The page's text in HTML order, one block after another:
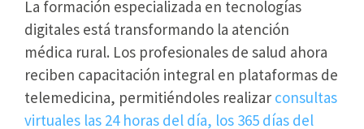
La formación especializada en tecnologías
digitales está transformando la atención
médica rural. Los profesionales de salud ahora
reciben capacitación integral en plataformas de
telemedicina, permitiéndoles realizar consultas
virtuales las 24 horas del día, los 365 días del